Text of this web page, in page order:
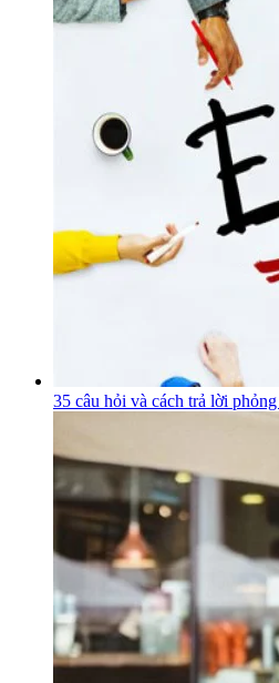
35 câu hỏi và cách trả lời